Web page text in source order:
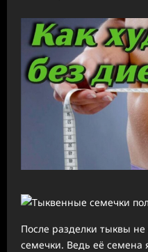
После разделки тыквы
семечки. Ведь её семена